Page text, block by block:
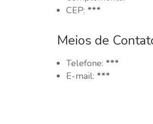
CEP: ***
Meios de
Telefone: ***
E-mail: ***